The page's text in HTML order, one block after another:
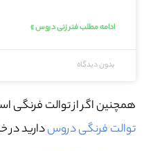
ادامه مطلب فنر زنی دروس »
بدون دیدگاه
همچنین اگر از توالت فرنگی
توالت فرنگی دروسدارید